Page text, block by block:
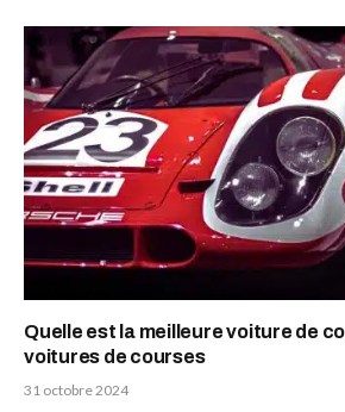
Quelle est la meilleure voiture de
voitures de courses
31 octobre 2024